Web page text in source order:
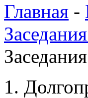
Главная -